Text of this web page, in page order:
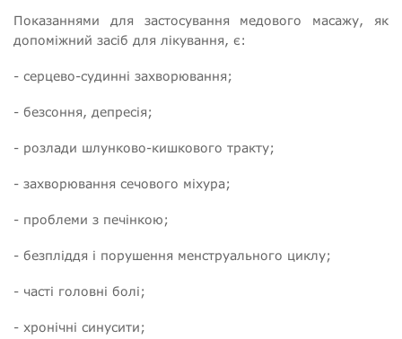
Показаннями для застосування медового масажу, як
допоміжний засіб для лікування, є:
- серцево-судинні захворювання;
- безсоння, депресія;
- розлади шлунково-кишкового тракту;
- захворювання сечового міхура;
- проблеми з печінкою;
- безпліддя і порушення менструального циклу;
- часті головні болі;
- хронічні синусити;